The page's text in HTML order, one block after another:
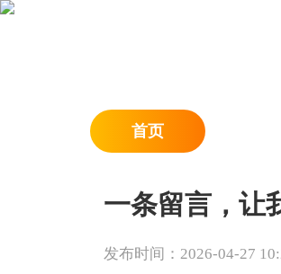
首页
一条留言，让
发布时间：2026-04-27